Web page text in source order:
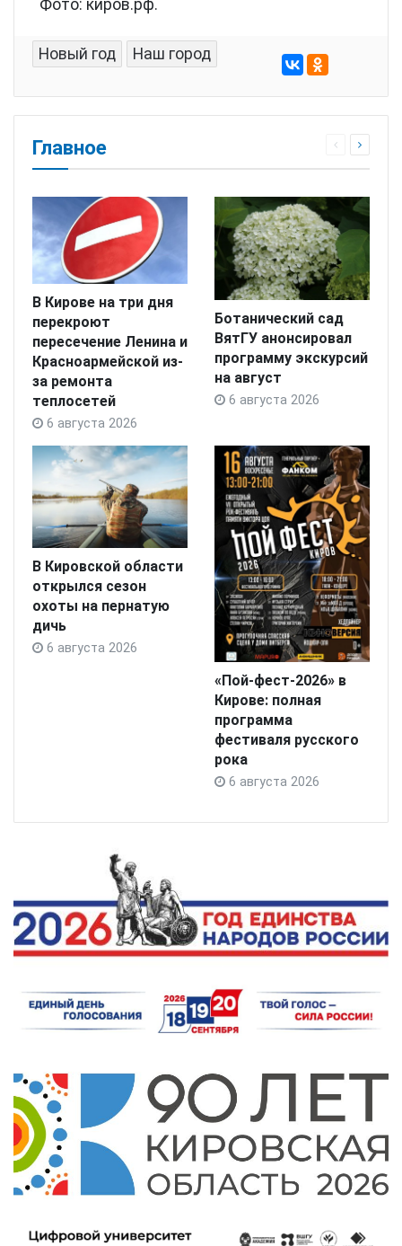
Фото: киров.рф.
Новый год Наш город
Главное
В Кирове на три дня
перекроют
пересечение Ленина и
Красноармейской из-
за ремонта
теплосетей
6 августа 2026
Ботанический сад
ВятГУ анонсировал
программу экскурсий
на август
6 августа 2026
В Кировской области
открылся сезон
охоты на пернатую
дичь
6 августа 2026
«Пой-фест-2026» в
Кирове: полная
программа
фестиваля русского
рока
6 августа 2026